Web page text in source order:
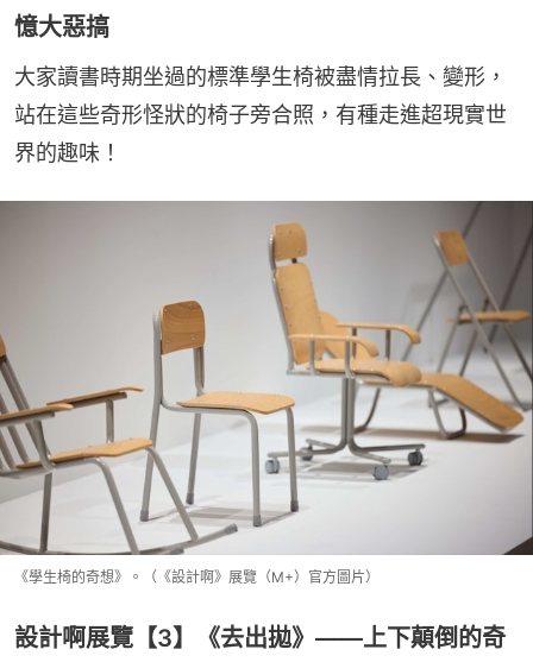
憶大惡搞
大家讀書時期坐過的標準學生椅被盡情拉長、變形，
站在這些奇形怪狀的椅子旁合照，有種走進超現實世
界的趣味！
《學生椅的奇想》。（《設計啊》展覽（M+）官方圖片）
設計啊展覽【3】《去出拋》——上下顛倒的奇